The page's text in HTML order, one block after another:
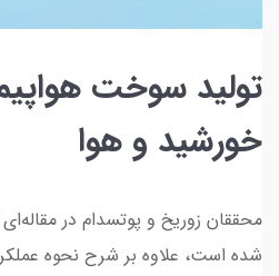
تولید سوخت
خورشید و هوا
محققان زوریخ و پوتسدام در
شده است، علاوه بر شرح نحوه